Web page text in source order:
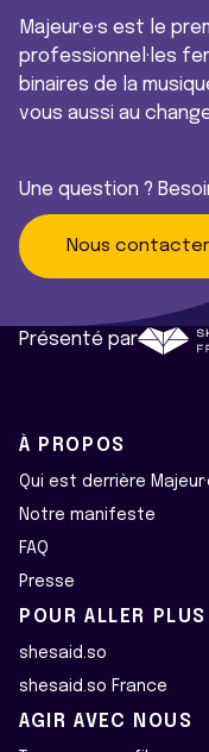
Majeur·e·s est le
professionnel·les
binaires de la
vous aussi au
Une question ?
Nous contacter
Présenté par
À PROPOS
Qui est derrière
Notre manifeste
FAQ
Presse
POUR ALLER PLUS
shesaid.so
shesaid.so France
AGIR AVEC NOUS